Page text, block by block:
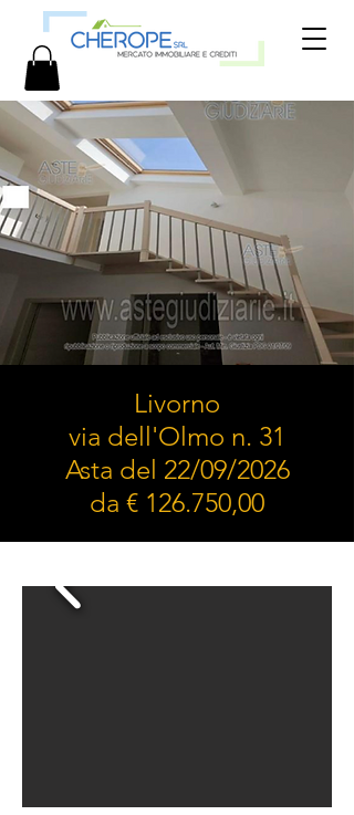
Livorno
via dell'Olmo n. 31
Asta del 22/09/2026
da € 126.750,00